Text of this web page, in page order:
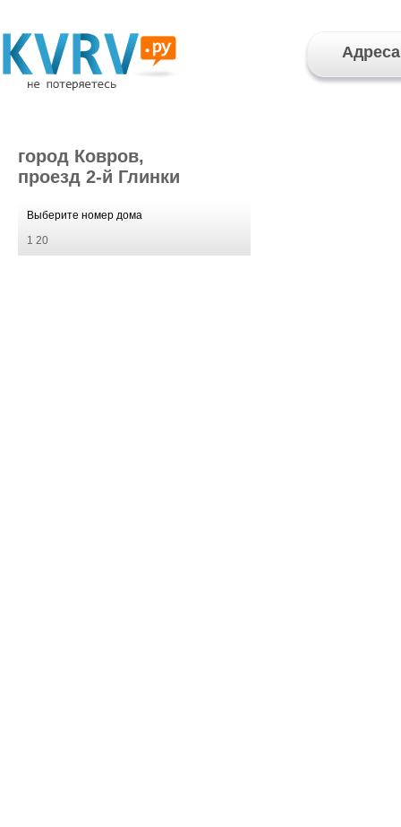
Адреса
город Ковров,
проезд 2-й Глинки
Выберите номер дома
1 20